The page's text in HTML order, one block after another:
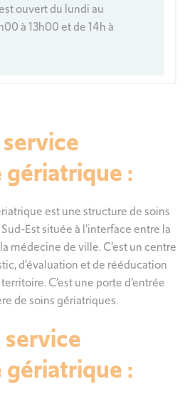
ouvert du lundi au
à 13h00 et de 14h à
:
est une structure de soins
Est située à l’interface entre la
médecine de ville. C’est un centre
d’évaluation et de rééducation
C’est une porte d’entrée
de soins gériatriques.
: